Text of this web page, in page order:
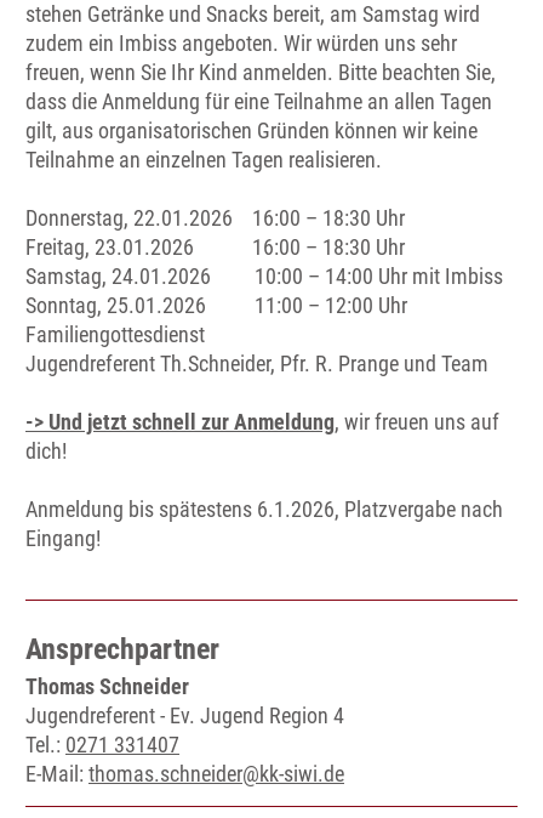
stehen Getränke und Snacks bereit, am Samstag wird
zudem ein Imbiss angeboten. Wir würden uns sehr
freuen, wenn Sie Ihr Kind anmelden. Bitte beachten Sie,
dass die Anmeldung für eine Teilnahme an allen Tagen
gilt, aus organisatorischen Gründen können wir keine
Teilnahme an einzelnen Tagen realisieren.
Donnerstag, 22.01.2026 16:00 – 18:30 Uhr
Freitag, 23.01.2026 16:00 – 18:30 Uhr
Samstag, 24.01.2026 10:00 – 14:00 Uhr mit Imbiss
Sonntag, 25.01.2026 11:00 – 12:00 Uhr
Familiengottesdienst
Jugendreferent Th.Schneider, Pfr. R. Prange und Team
-> Und jetzt schnell zur Anmeldung, wir freuen uns auf
dich!
Anmeldung bis spätestens 6.1.2026, Platzvergabe nach
Eingang!
Ansprechpartner
Thomas Schneider
Jugendreferent - Ev. Jugend Region 4
Tel.: 0271 331407
E-Mail: thomas.schneider@kk-siwi.de